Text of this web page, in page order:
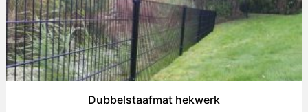
Dubbelstaafmat hekwerk